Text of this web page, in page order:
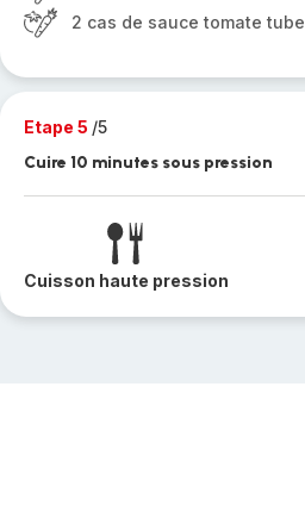
2 cas de sauce tomate tube
Etape 5 /5
Cuire 10 minutes sous pression
Cuisson haute pression